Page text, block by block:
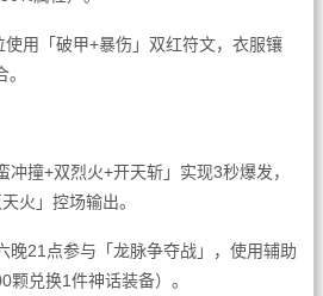
用「破甲+暴伤」双红符文，衣服镶
撞+双烈火+开天斩」实现3秒爆发，
火」控场输出。
晚21点参与「龙脉争夺战」，使用辅助
颗兑换1件神话装备）。